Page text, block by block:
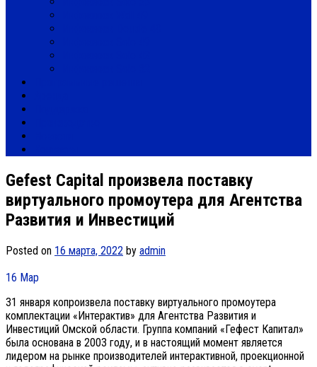
Gefest Capital произвела поставку
виртуального промоутера для Агентства
Развития и Инвестиций
Posted on 16 марта, 2022 by admin
16 Мар
31 января копроизвела поставку виртуального промоутера
комплектации «Интерактив» для Агентства Развития и
Инвестиций Омской области. Группа компаний «Гефест Капитал»
была основана в 2003 году, и в настоящий момент является
лидером на рынке производителей интерактивной, проекционной